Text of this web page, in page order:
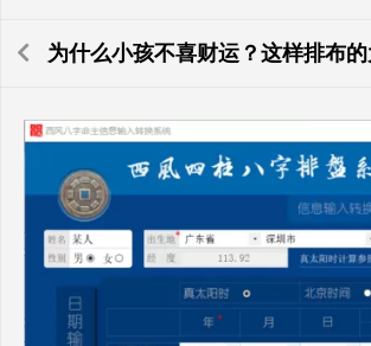
为什么小孩不喜财运？这样排布的